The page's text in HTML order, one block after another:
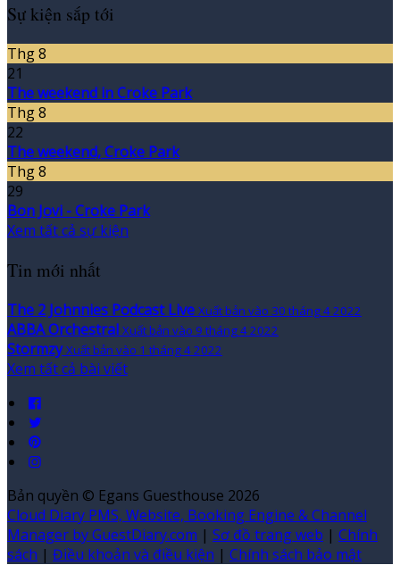
Sự kiện sắp tới
Thg 8
21
The weekend in Croke Park
Thg 8
22
The weekend, Croke Park
Thg 8
29
Bon Jovi - Croke Park
Xem tất cả sự kiện
Tin mới nhất
The 2 Johnnies Podcast Live Xuất bản vào 30 tháng 4 2022
ABBA Orchestral Xuất bản vào 9 tháng 4 2022
Stormzy Xuất bản vào 1 tháng 4 2022
Xem tất cả bài viết
Bản quyền © Egans Guesthouse 2026
Cloud Diary PMS, Website, Booking Engine & Channel
Manager by GuestDiary.com | Sơ đồ trang web | Chính
sách | Điều khoản và điều kiện | Chính sách bảo mật